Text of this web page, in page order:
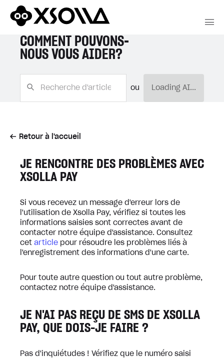
COMMENT POUVONS-
NOUS VOUS AIDER?
ou Loading AI...
Retour à l'accueil
JE RENCONTRE DES PROBLÈMES AVEC
XSOLLA PAY
Si vous recevez un message d'erreur lors de
l'utilisation de Xsolla Pay, vérifiez si toutes les
informations saisies sont correctes avant de
contacter notre équipe d'assistance. Consultez
cet article pour résoudre les problèmes liés à
l'enregistrement des informations d'une carte.
Pour toute autre question ou tout autre problème,
contactez notre équipe d'assistance.
JE N'AI PAS REÇU DE SMS DE XSOLLA
PAY, QUE DOIS-JE FAIRE ?
Pas d'inquiétudes ! Vérifiez que le numéro saisi